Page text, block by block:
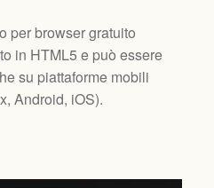
per browser gratuito
in HTML5 e può essere
su piattaforme mobili
Android, iOS).